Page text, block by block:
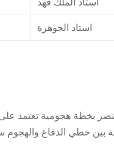
استاد الجوهرة
بين خطي الدفاع